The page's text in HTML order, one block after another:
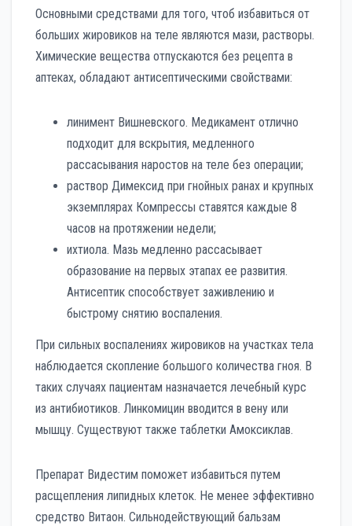
Основными средствами для того, чтоб избавиться от
больших жировиков на теле являются мази, растворы.
Химические вещества отпускаются без рецепта в
аптеках, обладают антисептическими свойствами:
линимент Вишневского. Медикамент отлично
подходит для вскрытия, медленного
рассасывания наростов на теле без операции;
раствор Димексид при гнойных ранах и крупных
экземплярах Компрессы ставятся каждые 8
часов на протяжении недели;
ихтиола. Мазь медленно рассасывает
образование на первых этапах ее развития.
Антисептик способствует заживлению и
быстрому снятию воспаления.
При сильных воспалениях жировиков на участках тела
наблюдается скопление большого количества гноя. В
таких случаях пациентам назначается лечебный курс
из антибиотиков. Линкомицин вводится в вену или
мышцу. Существуют также таблетки Амоксиклав.
Препарат Видестим поможет избавиться путем
расщепления липидных клеток. Не менее эффективно
средство Витаон. Сильнодействующий бальзам